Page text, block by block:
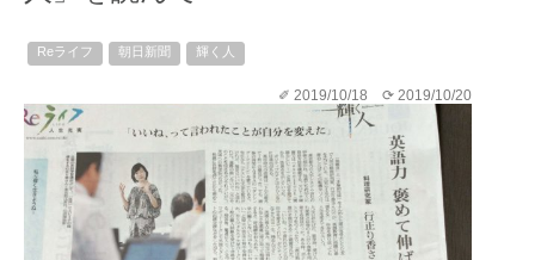
Reライフ 朝日新聞 輝く人
✐ 2019/10/18 ⟳ 2019/10/20